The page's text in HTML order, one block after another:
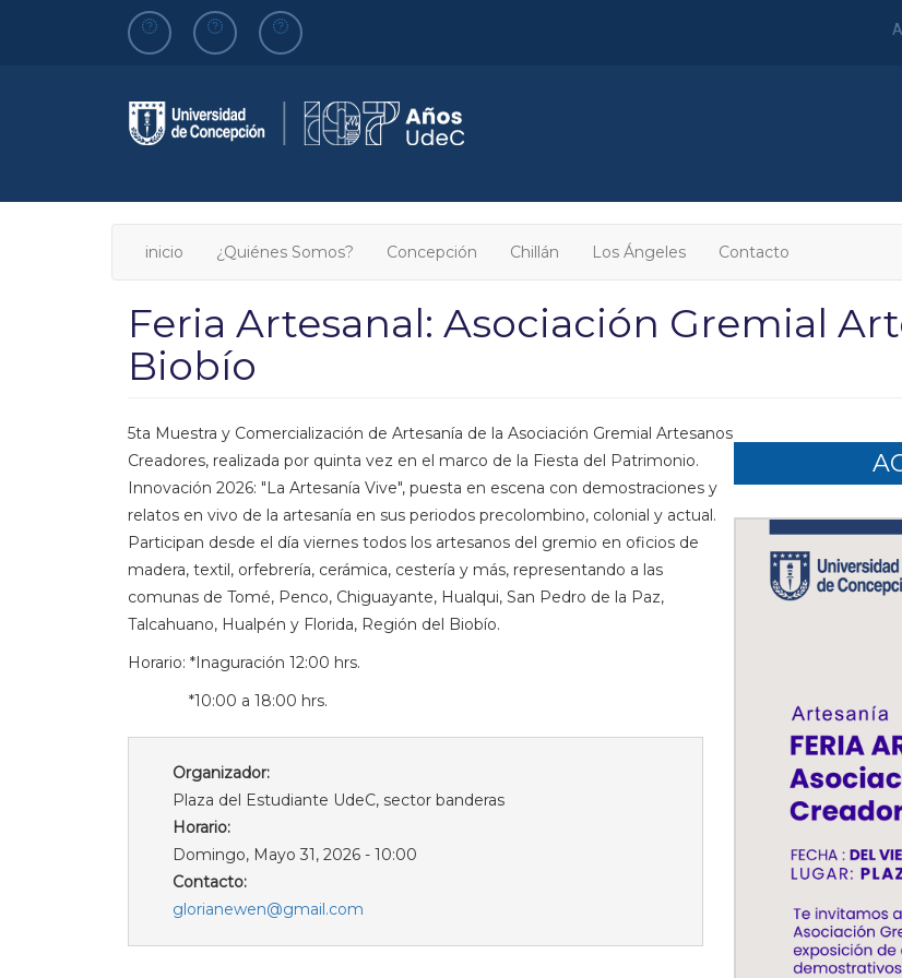
inicio ¿Quiénes Somos? Concepción Chillán Los Ángeles Contacto
Feria Artesanal: Asociación Gremial
Biobío
5ta Muestra y Comercialización de Artesanía de la Asociación Gremial Artesanos
Creadores, realizada por quinta vez en el marco de la Fiesta del Patrimonio.
Innovación 2026: "La Artesanía Vive", puesta en escena con demostraciones y
relatos en vivo de la artesanía en sus periodos precolombino, colonial y actual.
Participan desde el día viernes todos los artesanos del gremio en oficios de
madera, textil, orfebrería, cerámica, cestería y más, representando a las
comunas de Tomé, Penco, Chiguayante, Hualqui, San Pedro de la Paz,
Talcahuano, Hualpén y Florida, Región del Biobío.
Horario: *Inaguración 12:00 hrs.
*10:00 a 18:00 hrs.
Organizador:
Plaza del Estudiante UdeC, sector banderas
Horario:
Domingo, Mayo 31, 2026 - 10:00
Contacto:
glorianewen@gmail.com